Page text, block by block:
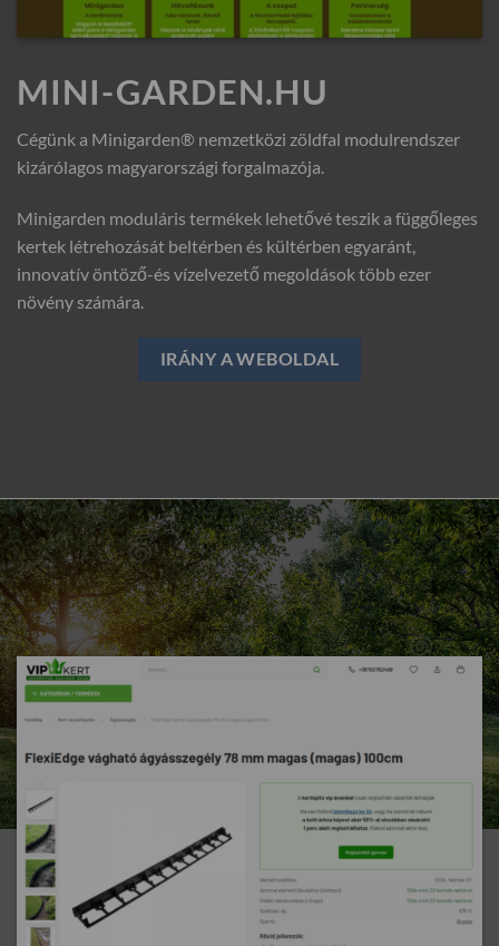
MINI-GARDEN.HU
Cégünk a Minigarden® nemzetközi zöldfal modulrendszer
kizárólagos magyarországi forgalmazója.
Minigarden moduláris termékek lehetővé teszik a függőleges
kertek létrehozását beltérben és kültérben egyaránt,
innovatív öntöző-és vízelvezető megoldások több ezer
növény számára.
IRÁNY A WEBOLDAL